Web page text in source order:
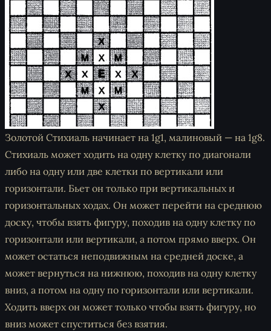
Золотой Стихиаль начинает на 1g1, малиновый — на 1g8.
Стихиаль может ходить на одну клетку по диагонали
либо на одну или две клетки по вертикали или
горизонтали. Бьет он только при вертикальных и
горизонтальных ходах. Он может перейти на среднюю
доску, чтобы взять фигуру, походив на одну клетку по
горизонтали или вертикали, а потом прямо вверх. Он
может остаться неподвижным на средней доске, а
может вернуться на нижнюю, походив на одну клетку
вниз, а потом на одну по горизонтали или вертикали.
Ходить вверх он может только чтобы взять фигуру, но
вниз может спуститься без взятия.